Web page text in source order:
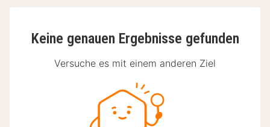
Keine genauen Ergebnisse gefunden
Versuche es mit einem anderen Ziel